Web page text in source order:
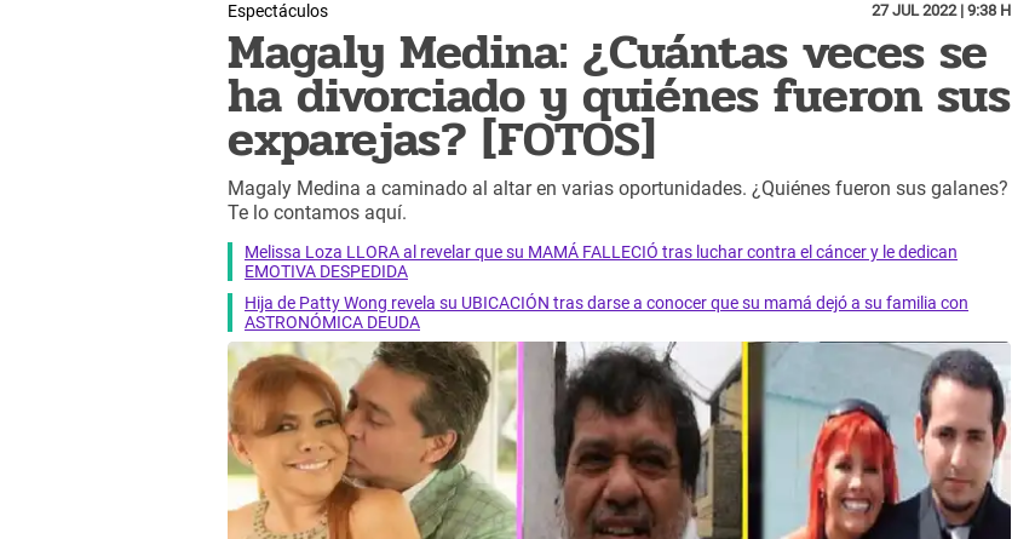
Espectáculos 27 JUL 2022 | 9:38 H
Magaly Medina: ¿Cuántas veces se
ha divorciado y quiénes fueron sus
exparejas? [FOTOS]
Magaly Medina a caminado al altar en varias oportunidades. ¿Quiénes fueron sus galanes?
Te lo contamos aquí.
Melissa Loza LLORA al revelar que su MAMÁ FALLECIÓ tras luchar contra el cáncer y le dedican
EMOTIVA DESPEDIDA
Hija de Patty Wong revela su UBICACIÓN tras darse a conocer que su mamá dejó a su familia con
ASTRONÓMICA DEUDA